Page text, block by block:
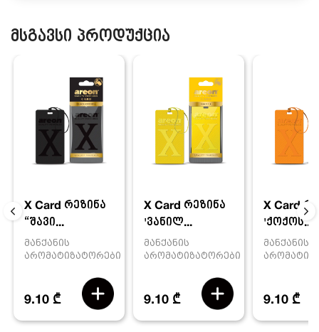
მსგავსი პროდუქცია
X Card რეზინა
“შავი...
მანქანის
არომატიზატორები
9.10 ₾
X Card რეზინა
'ვანილ...
მანქანის
არომატიზატორები
9.10 ₾
X Card
'ქოქოს...
მანქანის
9.10 ₾